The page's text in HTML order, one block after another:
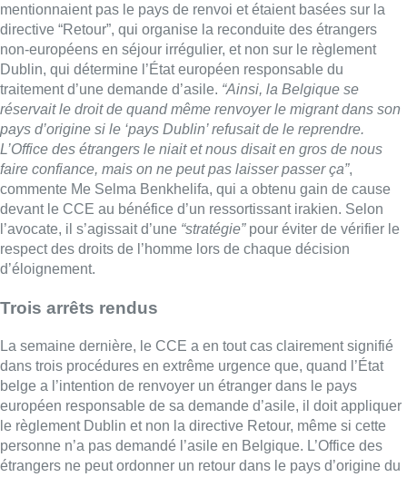
mentionnaient pas le pays de renvoi et étaient basées sur la
directive “Retour”, qui organise la reconduite des étrangers
non-européens en séjour irrégulier, et non sur le règlement
Dublin, qui détermine l’État européen responsable du
traitement d’une demande d’asile. “Ainsi, la Belgique se
réservait le droit de quand même renvoyer le migrant dans son
pays d’origine si le ‘pays Dublin’ refusait de le reprendre.
L’Office des étrangers le niait et nous disait en gros de nous
faire confiance, mais on ne peut pas laisser passer ça”,
commente Me Selma Benkhelifa, qui a obtenu gain de cause
devant le CCE au bénéfice d’un ressortissant irakien. Selon
l’avocate, il s’agissait d’une “stratégie”pour éviter de vérifier le
respectdes droits de l’homme lors de chaque décision
d’éloignement.
Trois arrêts rendus
La semaine dernière, le CCE a en tout cas clairement signifié
dans trois procédures en extrême urgence que, quand l’État
belge a l’intention de renvoyer un étranger dans le pays
européen responsable de sa demande d’asile, il doit appliquer
le règlement Dublin et non la directive Retour, même si cette
personne n’a pas demandé l’asile en Belgique. L’Office des
étrangers ne peut ordonner un retour dans le pays d’origine du